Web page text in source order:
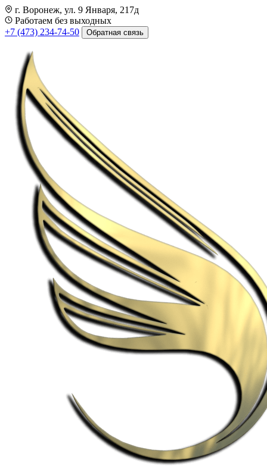
г. Воронеж, ул. 9 Января, 217д
Работаем без выходных
+7 (473) 234-74-50
Обратная связь